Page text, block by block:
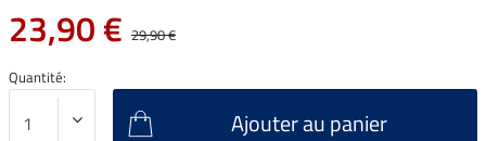
23,90 € 29,90 €
Quantité:
Ajouter au panier